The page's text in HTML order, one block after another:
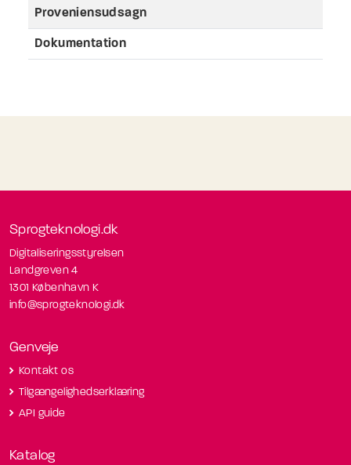
Proveniensudsagn
Dokumentation
Sprogteknologi.dk
Digitaliseringsstyrelsen
Landgreven 4
1301 København K
info@sprogteknologi.dk
Genveje
Kontakt os
Tilgængelighedserklæring
API guide
Katalog